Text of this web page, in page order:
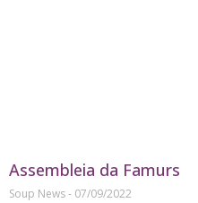
Assembleia da Famurs
Soup News
07/09/2022